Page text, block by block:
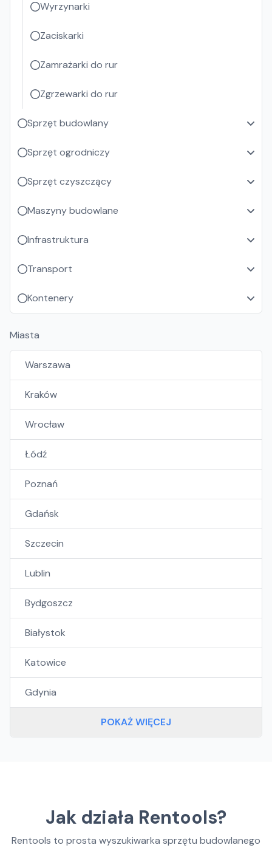
Wyrzynarki
Zaciskarki
Zamrażarki do rur
Zgrzewarki do rur
Sprzęt budowlany
Sprzęt ogrodniczy
Sprzęt czyszczący
Maszyny budowlane
Infrastruktura
Transport
Kontenery
Miasta
Warszawa
Kraków
Wrocław
Łódź
Poznań
Gdańsk
Szczecin
Lublin
Bydgoszcz
Białystok
Katowice
Gdynia
POKAŻ WIĘCEJ
Jak działa Rentools?
Rentools to prosta wyszukiwarka sprzętu budowlanego